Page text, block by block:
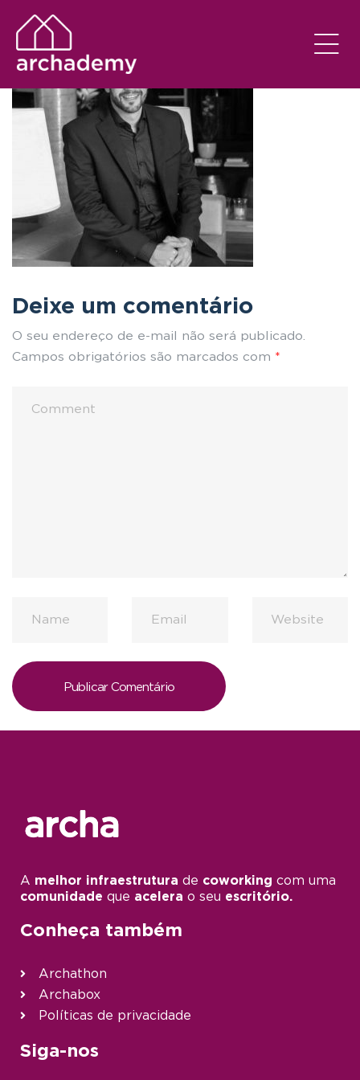
Deixe um comentário
O seu endereço de e-mail não será publicado.
Campos obrigatórios são marcados com *
A melhor infraestrutura de coworking com uma
comunidade que acelera o seu escritório.
Conheça também
Archathon
Archabox
Políticas de privacidade
Siga-nos